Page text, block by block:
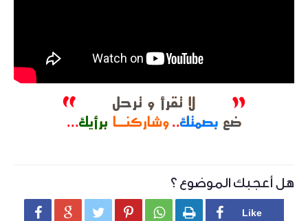
هل أعجبك الموضوع ؟
     